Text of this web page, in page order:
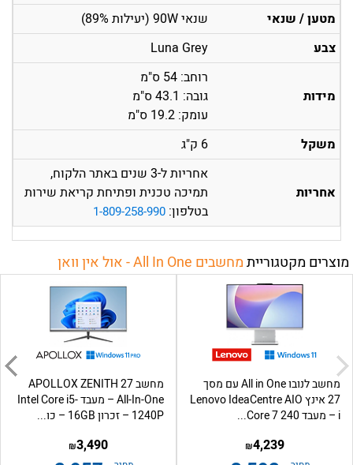
מטען / שנאי
שנאי 90W (יעילות 89%)
צבע
Luna Grey
מידות
רוחב: 54 ס"מ
גובה: 43.1 ס"מ
עומק: 19.2 ס"מ
משקל
6 ק"ג
אחריות
אחריות ל-3 שנים באתר הלקוח,
תמיכה טכנית ופתיחת קריאת שירות
בטלפון: 1-809-258-990
מוצרים מקטגורייתמחשבים All In One - אול אין וואן
מחשב לנובו All in One עם מסך
27 אינץ Lenovo IdeaCentre AIO
i – מעבד Core 7 240...
4,239
₪
מחשב APOLLOX ZENITH 27
All-In-One – מעבד Intel Core i5-
1240P – זכרון 16GB – כו...
3,490
₪